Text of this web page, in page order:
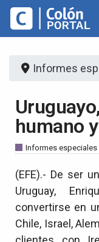
Informes
humano
Informes especiales
(EFE).- De ser
Uruguay,
convertirse en
Chile, Israel,